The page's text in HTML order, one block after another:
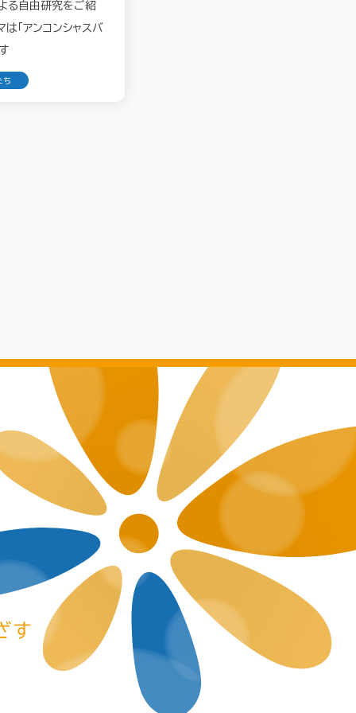
る自由研究をご紹
は「アンコンシャスバ
ち